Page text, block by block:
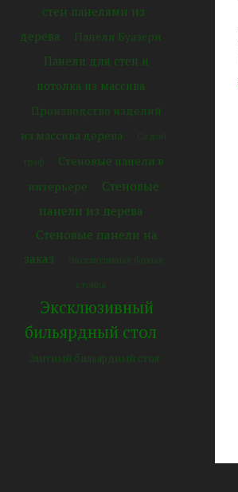
стен панелями из
дерева
Панели Буазери
Панели для стен и
потолка из массива
Производство изделий
из массива дерева
Седой
граф
Стеновые панели в
интерьере
Стеновые
панели из дерева
Стеновые панели на
заказ
Эксклюзивная барная
стойка
Эксклюзивный
бильярдный стол
Элитный бильярдный стол